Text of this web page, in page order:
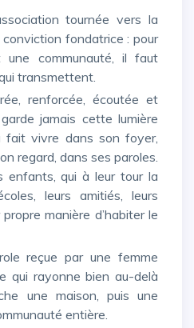
fondatrice : pour
une communauté, il faut
transmettent.
jamais cette lumière
fait vivre dans son foyer,
regard, dans ses paroles.
enfants, qui à leur tour la
leurs amitiés, leurs
manière d’habiter le
qui rayonne bien au-delà
une maison, puis une
entière.